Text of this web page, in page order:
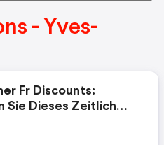
- Yves-
Fr Discounts:
Sie Dieses Zeitlich